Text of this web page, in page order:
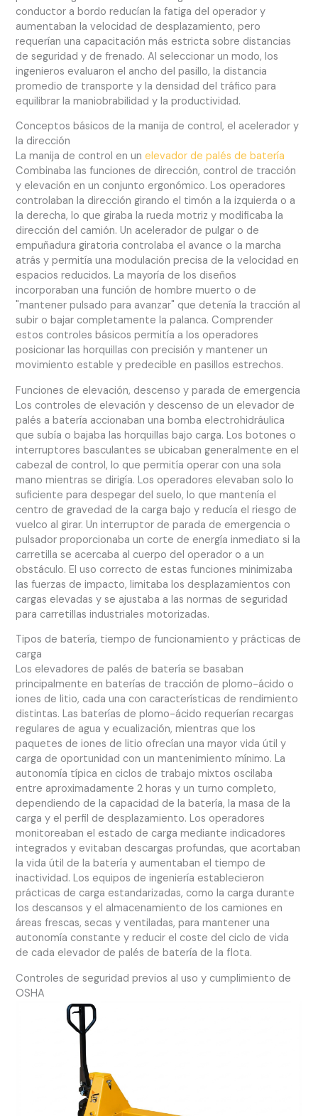
conductor a bordo reducían la fatiga del operador y
aumentaban la velocidad de desplazamiento, pero
requerían una capacitación más estricta sobre distancias
de seguridad y de frenado. Al seleccionar un modo, los
ingenieros evaluaron el ancho del pasillo, la distancia
promedio de transporte y la densidad del tráfico para
equilibrar la maniobrabilidad y la productividad.
Conceptos básicos de la manija de control, el acelerador y
la dirección
La manija de control en unelevador de palés de batería
Combinaba las funciones de dirección, control de tracción
y elevación en un conjunto ergonómico. Los operadores
controlaban la dirección girando el timón a la izquierda o a
la derecha, lo que giraba la rueda motriz y modificaba la
dirección del camión. Un acelerador de pulgar o de
empuñadura giratoria controlaba el avance o la marcha
atrás y permitía una modulación precisa de la velocidad en
espacios reducidos. La mayoría de los diseños
incorporaban una función de hombre muerto o de
"mantener pulsado para avanzar" que detenía la tracción al
subir o bajar completamente la palanca. Comprender
estos controles básicos permitía a los operadores
posicionar las horquillas con precisión y mantener un
movimiento estable y predecible en pasillos estrechos.
Funciones de elevación, descenso y parada de emergencia
Los controles de elevación y descenso de un elevador de
palés a batería accionaban una bomba electrohidráulica
que subía o bajaba las horquillas bajo carga. Los botones o
interruptores basculantes se ubicaban generalmente en el
cabezal de control, lo que permitía operar con una sola
mano mientras se dirigía. Los operadores elevaban solo lo
suficiente para despegar del suelo, lo que mantenía el
centro de gravedad de la carga bajo y reducía el riesgo de
vuelco al girar. Un interruptor de parada de emergencia o
pulsador proporcionaba un corte de energía inmediato si la
carretilla se acercaba al cuerpo del operador o a un
obstáculo. El uso correcto de estas funciones minimizaba
las fuerzas de impacto, limitaba los desplazamientos con
cargas elevadas y se ajustaba a las normas de seguridad
para carretillas industriales motorizadas.
Tipos de batería, tiempo de funcionamiento y prácticas de
carga
Los elevadores de palés de batería se basaban
principalmente en baterías de tracción de plomo-ácido o
iones de litio, cada una con características de rendimiento
distintas. Las baterías de plomo-ácido requerían recargas
regulares de agua y ecualización, mientras que los
paquetes de iones de litio ofrecían una mayor vida útil y
carga de oportunidad con un mantenimiento mínimo. La
autonomía típica en ciclos de trabajo mixtos oscilaba
entre aproximadamente 2 horas y un turno completo,
dependiendo de la capacidad de la batería, la masa de la
carga y el perfil de desplazamiento. Los operadores
monitoreaban el estado de carga mediante indicadores
integrados y evitaban descargas profundas, que acortaban
la vida útil de la batería y aumentaban el tiempo de
inactividad. Los equipos de ingeniería establecieron
prácticas de carga estandarizadas, como la carga durante
los descansos y el almacenamiento de los camiones en
áreas frescas, secas y ventiladas, para mantener una
autonomía constante y reducir el coste del ciclo de vida
de cada elevador de palés de batería de la flota.
Controles de seguridad previos al uso y cumplimiento de
OSHA